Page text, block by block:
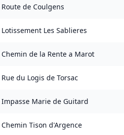
Route de Coulgens
Lotissement Les Sablieres
Chemin de la Rente a Marot
Rue du Logis de Torsac
Impasse Marie de Guitard
Chemin Tison d'Argence